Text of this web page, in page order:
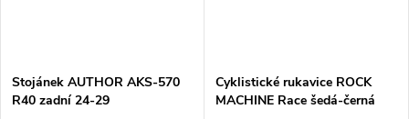
Stojánek AUTHOR AKS-570
R40 zadní 24-29
Cyklistické rukavice ROCK
MACHINE Race šedá-černá